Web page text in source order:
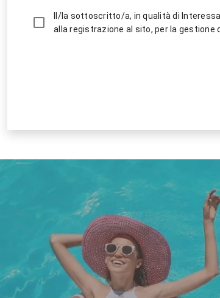
Il/la sottoscritto/a, in qualità di
alla registrazione al sito, per la gestione